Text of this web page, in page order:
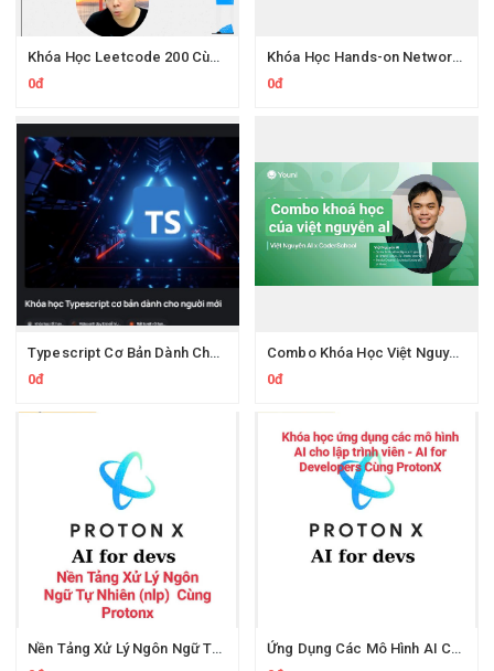
Khóa Học Leetcode 200 Cùng Protonx Luyện thuật toán với chuyên gia
0đ
Khóa Học Hands-on Network Engineering CCNA Thực Chiến Kỹ Sư Mạng
0đ
Typescript Cơ Bản Dành Cho Người Mới Cùng Evondev
0đ
Combo Khóa Học Việt Nguyễn AI
0đ
Nền Tảng Xử Lý Ngôn Ngữ Tự Nhiên Cùng Protonx
Ứng Dụng Các Mô Hình AI Cho Lập Trình Viên Cùng ProtonX